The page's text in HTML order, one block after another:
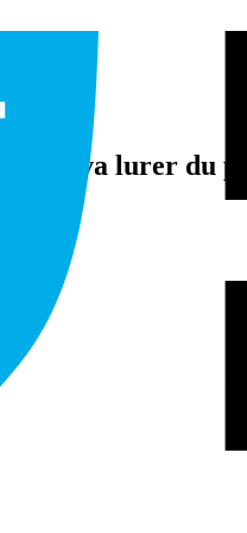
Hva lurer du